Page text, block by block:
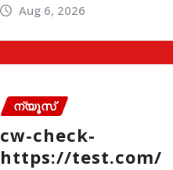
Aug 6, 2026
ന്യൂസ്
cw-check-
https://test.com/